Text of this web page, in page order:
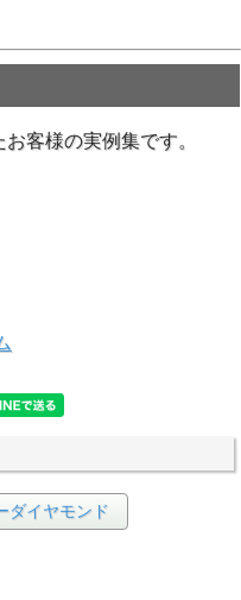
ト
客様の実例集です。
ダイヤモンド